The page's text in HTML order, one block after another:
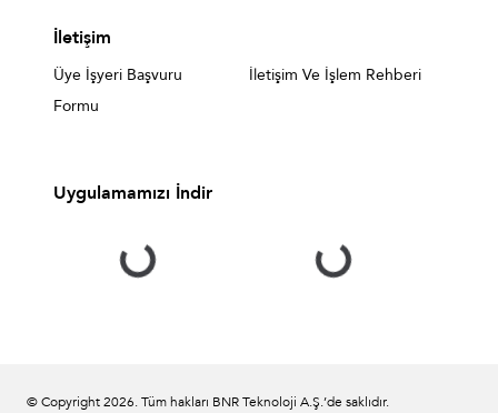
İletişim
Üye İşyeri Başvuru
Formu
İletişim Ve İşlem Rehberi
Uygulamamızı İndir
© Copyright2026. Tüm hakları BNR Teknoloji A.Ş.’de saklıdır.